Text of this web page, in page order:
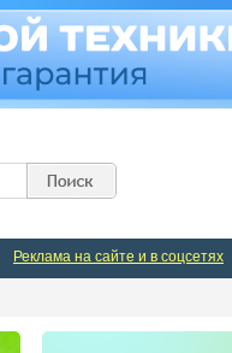
Реклама на сайте и в соцсетях